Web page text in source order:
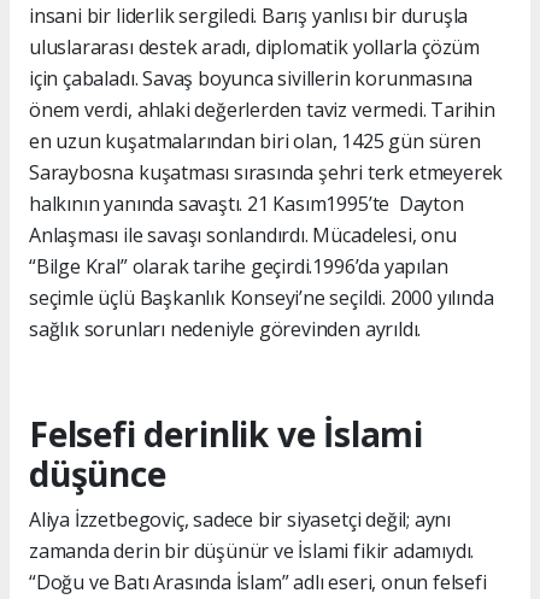
insani bir liderlik sergiledi. Barış yanlısı bir duruşla
uluslararası destek aradı, diplomatik yollarla çözüm
için çabaladı. Savaş boyunca sivillerin korunmasına
önem verdi, ahlaki değerlerden taviz vermedi. Tarihin
en uzun kuşatmalarından biri olan, 1425 gün süren
Saraybosna kuşatması sırasında şehri terk etmeyerek
halkının yanında savaştı. 21 Kasım1995’te Dayton
Anlaşması ile savaşı sonlandırdı. Mücadelesi, onu
“Bilge Kral” olarak tarihe geçirdi.1996’da yapılan
seçimle üçlü Başkanlık Konseyi’ne seçildi. 2000 yılında
sağlık sorunları nedeniyle görevinden ayrıldı.
Felsefi derinlik ve İslami
düşünce
Aliya İzzetbegoviç, sadece bir siyasetçi değil; aynı
zamanda derin bir düşünür ve İslami fikir adamıydı.
“Doğu ve Batı Arasında İslam” adlı eseri, onun felsefi